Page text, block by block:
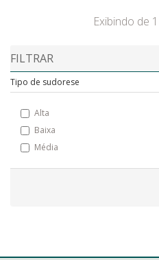
FILTRAR
Tipo de sudorese
Alta
Baixa
Média
Exibindo de